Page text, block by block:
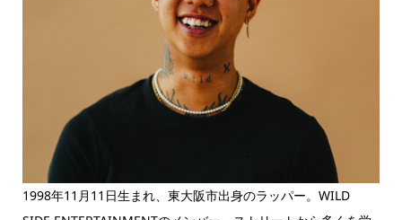
1998年11月11日生まれ、東大阪市出身のラッパー。WILD